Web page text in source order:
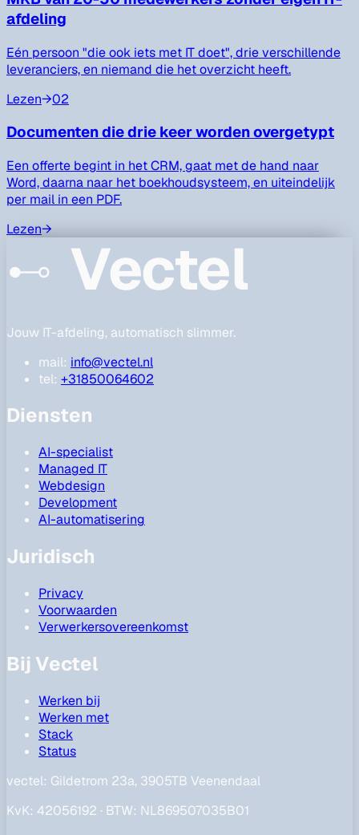
afdeling
Eén persoon "die ook iets met IT doet", drie verschillende
leveranciers, en niemand die het overzicht heeft.
Lezen→02
Documenten die drie keer worden overgetypt
Een offerte begint in het CRM, gaat met de hand naar
Word, daarna naar het boekhoudsysteem, en uiteindelijk
per mail in een PDF.
Lezen→
Vectel
Jouw IT-afdeling, automatisch slimmer.
mail: info@vectel.nl
tel: +31850064602
Diensten
AI-specialist
Managed IT
Webdesign
Development
AI-automatisering
Juridisch
Privacy
Voorwaarden
Verwerkersovereenkomst
Bij Vectel
Werken bij
Werken met
Stack
Status
vectel: Gildetrom 23a, 3905TB Veenendaal
KvK: 42056192 · BTW: NL869507035B01